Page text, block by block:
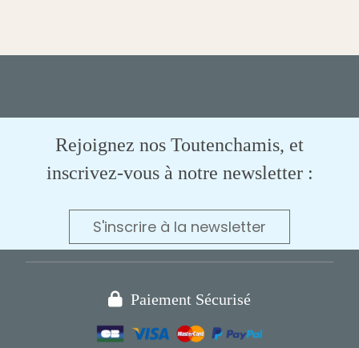
Rejoignez nos Toutenchamis, et
inscrivez-vous à notre newsletter :
S'inscrire à la newsletter
 Paiement Sécurisé